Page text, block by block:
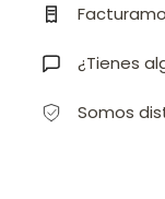
¿Tienes
Somos